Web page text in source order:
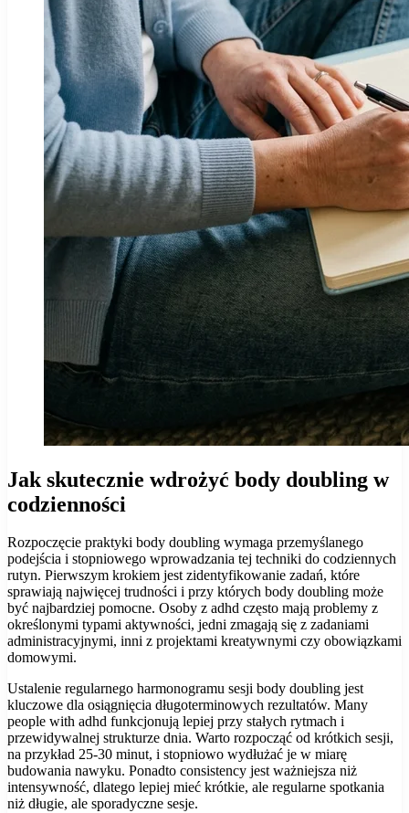
Jak skutecznie wdrożyć body doubling w
codzienności
Rozpoczęcie praktyki body doubling wymaga przemyślanego
podejścia i stopniowego wprowadzania tej techniki do codziennych
rutyn. Pierwszym krokiem jest zidentyfikowanie zadań, które
sprawiają najwięcej trudności i przy których body doubling może
być najbardziej pomocne. Osoby z adhd często mają problemy z
określonymi typami aktywności, jedni zmagają się z zadaniami
administracyjnymi, inni z projektami kreatywnymi czy obowiązkami
domowymi.
Ustalenie regularnego harmonogramu sesji body doubling jest
kluczowe dla osiągnięcia długoterminowych rezultatów. Many
people with adhd funkcjonują lepiej przy stałych rytmach i
przewidywalnej strukturze dnia. Warto rozpocząć od krótkich sesji,
na przykład 25-30 minut, i stopniowo wydłużać je w miarę
budowania nawyku. Ponadto consistency jest ważniejsza niż
intensywność, dlatego lepiej mieć krótkie, ale regularne spotkania
niż długie, ale sporadyczne sesje.